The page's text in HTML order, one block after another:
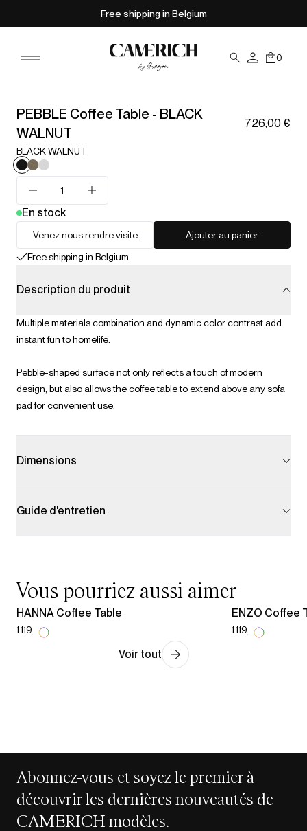
Free shipping in Belgium
0
PEBBLE Coffee Table - BLACK
WALNUT
726,00 €
BLACK WALNUT
En stock
Venez nous rendre visite
Ajouter au panier
Free shipping in Belgium
Description du produit
Multiple materials combination and dynamic color contrast add
instant fun to homelife.
Pebble-shaped surface not only reflects a touch of modern
design, but also allows the coffee table to extend above any sofa
pad for convenient use.
Dimensions
Guide d'entretien
Vous pourriez aussi aimer
HANNA Coffee Table
1 119,00 €
ENZO Coffee
1 119,00 €
Voir tout
Abonnez-vous et soyez le premier à
découvrir les dernières nouveautés de
CAMERICH modèles.